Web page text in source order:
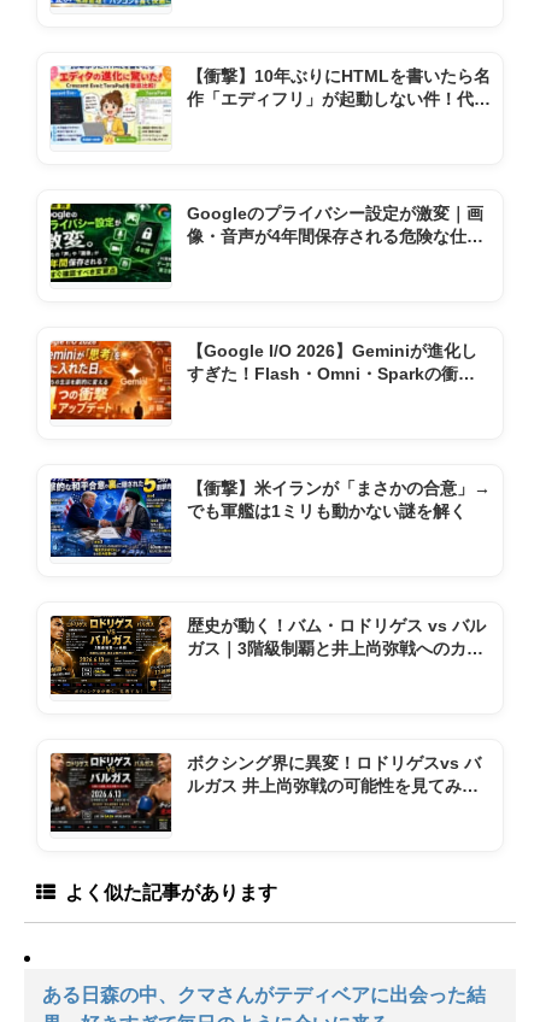
【衝撃】10年ぶりにHTMLを書いたら名
作「エディフリ」が起動しない件！代わ
Googleのプライバシー設定が激変｜画
像・音声が4年間保存される危険な仕様
【Google I/O 2026】Geminiが進化し
すぎた！Flash・Omni・Sparkの衝撃
【衝撃】米イランが「まさかの合意」→
でも軍艦は1ミリも動かない謎を解く
歴史が動く！バム・ロドリゲス vs バル
ガス｜3階級制覇と井上尚弥戦へのカウ
ボクシング界に異変！ロドリゲスvs バ
ルガス 井上尚弥戦の可能性を見てみよ
よく似た記事があります
ある日森の中、クマさんがテディベアに出会った結